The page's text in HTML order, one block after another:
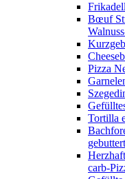
Bœuf
Pizza
Tortilla
carb-